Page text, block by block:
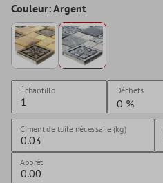
Couleur: Argent
Échantillo Déchets
Ciment de tuile nécessaire (kg)
Apprêt